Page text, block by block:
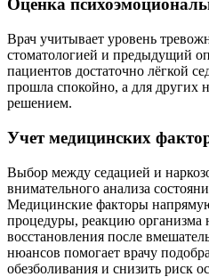
Оценка
Врач учитывает уровень
стоматологией и предыдущий
пациентов достаточно лёгкой
прошла спокойно, а для других
решением.
Учет медицинских
Выбор между седацией и
внимательного анализа
Медицинские факторы
процедуры, реакцию организма
восстановления после
нюансов помогает врачу
обезболивания и снизить риск